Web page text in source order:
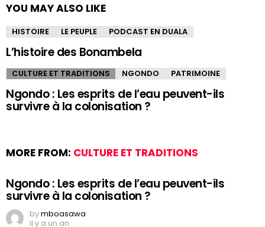
YOU MAY ALSO LIKE
HISTOIRE LE PEUPLE PODCAST EN DUALA
L’histoire des Bonambela
CULTURE ET TRADITIONS NGONDO PATRIMOINE
Ngondo : Les esprits de l’eau peuvent-ils
survivre à la colonisation ?
MORE FROM: CULTURE ET TRADITIONS
Ngondo : Les esprits de l’eau peuvent-ils
survivre à la colonisation ?
bymboasawa
il y a un an